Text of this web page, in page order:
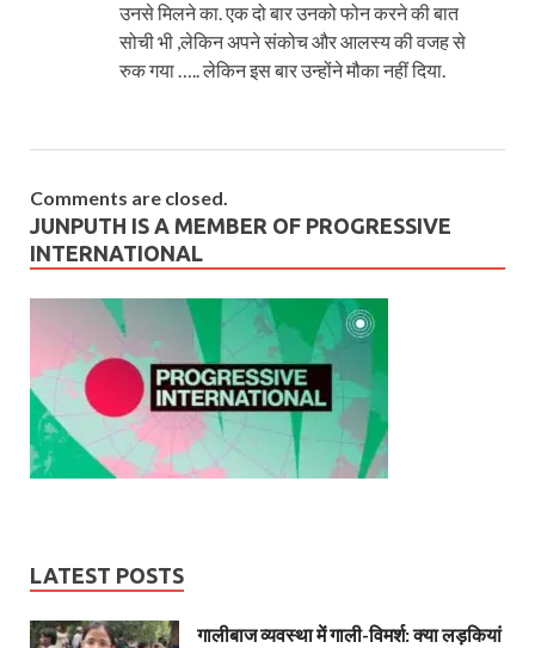
उनसे मिलने का. एक दो बार उनको फोन करने की बात
सोची भी ,लेकिन अपने संकोच और आलस्य की वजह से
रुक गया ….. लेकिन इस बार उन्होंने मौका नहीं दिया.
Comments are closed.
JUNPUTH IS A MEMBER OF PROGRESSIVE
INTERNATIONAL
LATEST POSTS
गालीबाज व्‍यवस्‍था में गाली-विमर्श: क्या लड़कियां